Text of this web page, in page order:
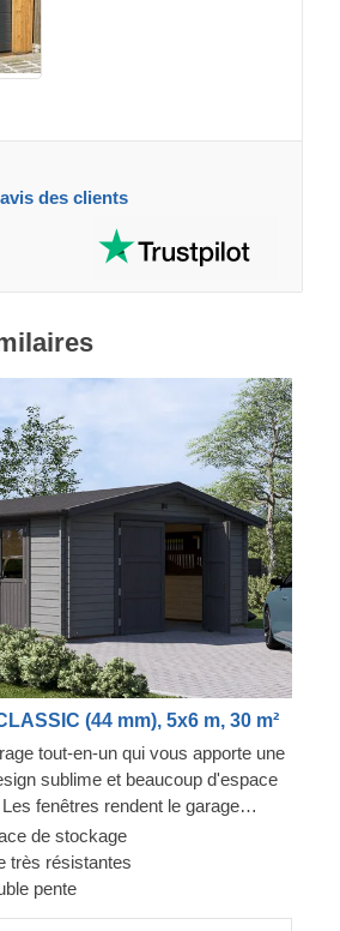
des clients
(44 mm), 5x6 m, 30 m²
tout-en-un qui vous apporte une
sublime et beaucoup d'espace
fenêtres rendent le garage
et la construction robuste
votre voiture. Préparez-vous à
à la station de lavage et à
de stockage
très résistantes
pente